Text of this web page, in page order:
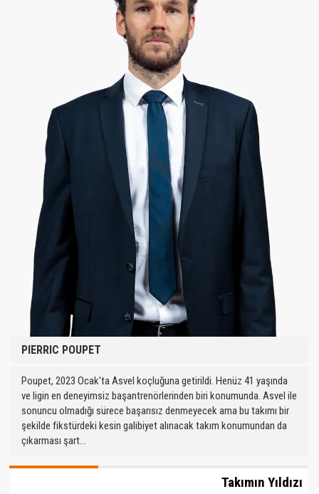
PIERRIC POUPET
Poupet, 2023 Ocak'ta Asvel koçluğuna getirildi. Henüz 41 yaşında
ve ligin en deneyimsiz başantrenörlerinden biri konumunda. Asvel ile
sonuncu olmadığı sürece başarısız denmeyecek ama bu takımı bir
şekilde fikstürdeki kesin galibiyet alınacak takım konumundan da
çıkarması şart...
Takımın Yıldızı